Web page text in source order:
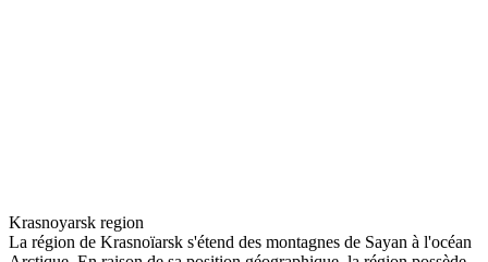
Krasnoyarsk region
La région de Krasnoïarsk s'étend des montagnes de Sayan à l'océan